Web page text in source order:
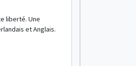
liberté. Une
et Anglais.